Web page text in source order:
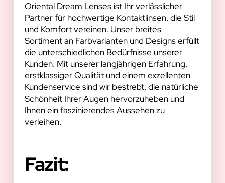
Oriental Dream Lenses ist Ihr verlässlicher
Partner für hochwertige Kontaktlinsen, die Stil
und Komfort vereinen. Unser breites
Sortiment an Farbvarianten und Designs erfüllt
die unterschiedlichen Bedürfnisse unserer
Kunden. Mit unserer langjährigen Erfahrung,
erstklassiger Qualität und einem exzellenten
Kundenservice sind wir bestrebt, die natürliche
Schönheit Ihrer Augen hervorzuheben und
Ihnen ein faszinierendes Aussehen zu
verleihen.
Fazit: